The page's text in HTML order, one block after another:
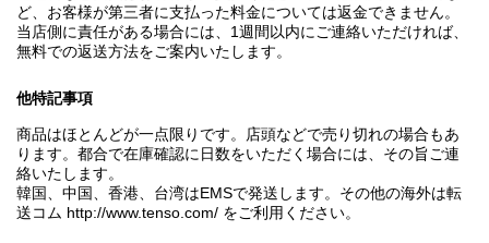
ど、お客様が第三者に支払った料金については返金できません。
当店側に責任がある場合には、1週間以内にご連絡いただければ、
無料での返送方法をご案内いたします。
他特記事項
商品はほとんどが一点限りです。店頭などで売り切れの場合もあ
ります。都合で在庫確認に日数をいただく場合には、その旨ご連
絡いたします。
韓国、中国、香港、台湾はEMSで発送します。その他の海外は転
送コム http://www.tenso.com/ をご利用ください。